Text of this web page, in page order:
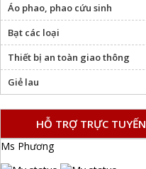
Áo phao, phao cứu sinh
Bạt các loại
Thiết bị an toàn giao thông
Giẻ lau
HỖ TRỢ TRỰC TUYẾN
Ms Phương